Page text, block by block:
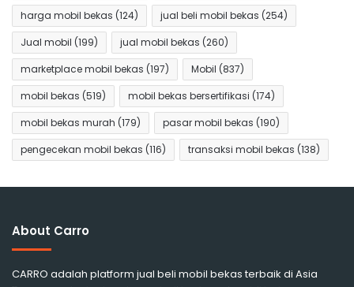
harga mobil bekas (124) jual beli mobil bekas (254)
Jual mobil (199) jual mobil bekas (260)
marketplace mobil bekas (197) Mobil (837)
mobil bekas (519) mobil bekas bersertifikasi (174)
mobil bekas murah (179) pasar mobil bekas (190)
pengecekan mobil bekas (116) transaksi mobil bekas (138)
About Carro
CARRO adalah platform jual beli mobil bekas terbaik di Asia